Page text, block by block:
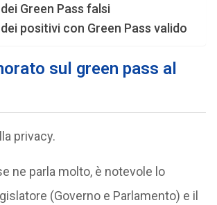
Green Pass falsi
positivi con Green Pass valido
sul green pass al
privacy.
ne parla molto, è notevole lo
(Governo e Parlamento) e il